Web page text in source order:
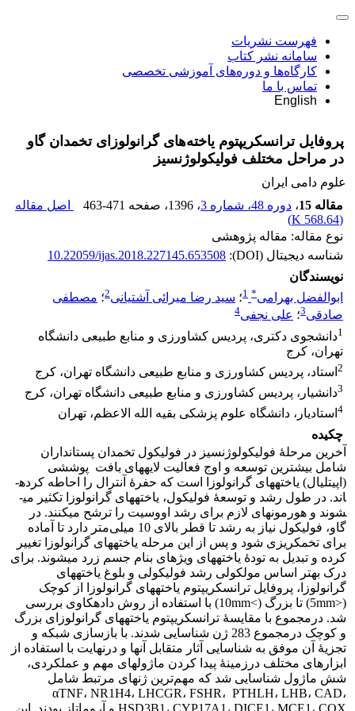
فهرست نشریات
سامانه نشر کتاب
کارگاه‌ها و دوره‌های آموزشی تخصصی
تماس با ما
English
پروفایل ترانسکریپتوم یاخته‌های گرانولوزای تخمدان گاو
در مراحل مختلف فولیکولوژنسیز
علوم دامی ایران
مقاله 15
، دوره 48، شماره 3 ، 1396 ، صفحه 463-471
اصل مقاله
(
568.64 K
)
نوع مقاله: مقاله پژوهشی
شناسه دیجیتال (DOI):
10.22059/ijas.2018.227145.653508
نویسندگان
ابوالفضل بهرامی*
1؛ سید رضا میرائی آشتیانی2؛ مصطفی
صادقی3؛ علی نجفی4
1دانشجوی دکتری، پردیس کشاورزی و منابع طبیعی دانشگاه
تهران، کرج
2 استاد، پردیس کشاورزی و منابع طبیعی دانشگاه تهران، کرج
3دانشیار، پردیس کشاورزی و منابع طبیعی دانشگاه تهران، کرج
4 استادیار، دانشگاه علوم پزشکی بقیه الله الاعظم، تهران
چکیده
آخرین مرحلۀ فولیکولوژنسیز در فولیکول تخمدان پستانداران
شامل بیشترین توسعه و اوج فعالیت لایه­های بافت پوششی
(اپیتلیال) یاخته­های گرانولوزا است که حفرۀ آنترال را احاطه کرده­
اند. در طول رشد و توسعۀ فولیکول، یاخته­های گرانولوزا تکثیر می­
شوند و هورمون­های لازم برای رشد اووسیت را ترشح می­کنند. در
گاو، فولیکول نیاز به رشد تا قطر بالای 10 میلی‌متر دارد تا آماده
برای تخمک­ریزی شود و پس از این مرحله یاخته­های گرانولوزا تغییر
کرده و تبدیل به تودۀ یاخته­های ویژه­ای بنام جسم زرد می­شوند. برای
درک بهتر اساس مولکولی رشد فولیکولی و بلوغ یاخته­های
گرانولوزا، پروفایل ترانسکریپتوم یاخته­های گرانولوزا از کوچک
(<5mm) تا بزرگ (>10mm) با استفاده از روش داده­کاوی بررسی
شد. درمجموع با مقایسۀ ترانسکریپتوم یاخته­های گرانولوزای بزرگ
و کوچک درمجموع 283 ژن شناسایی شدند. با بازسازی شبکه و
تجزیۀ آن موفق به شناسایی آثار متقابل آن­ها و درنهایت با استفاده از
ابزارهای مختلف درزمینۀ پیدا کردن ماژول­های مهم و عملکردی،
شش ماژول شناسایی شد که مهم‌ترین ژن­های مرتبط شامل
αTNF، NR1H4، LHCGR، FSHR، PTHLH، LHB، CAD،
HSD3B1، CYP17A1، DICE1، MCE1، COX و آروماتاز بودند. این